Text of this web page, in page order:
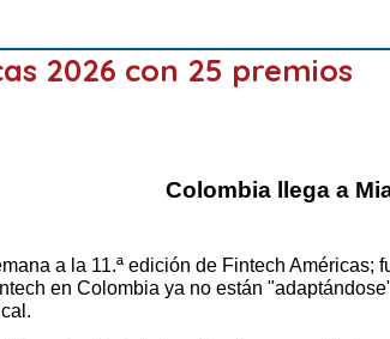
2026 con 25 premios
Colombia llega a
a la 11.ª edición de Fintech
en Colombia ya no están